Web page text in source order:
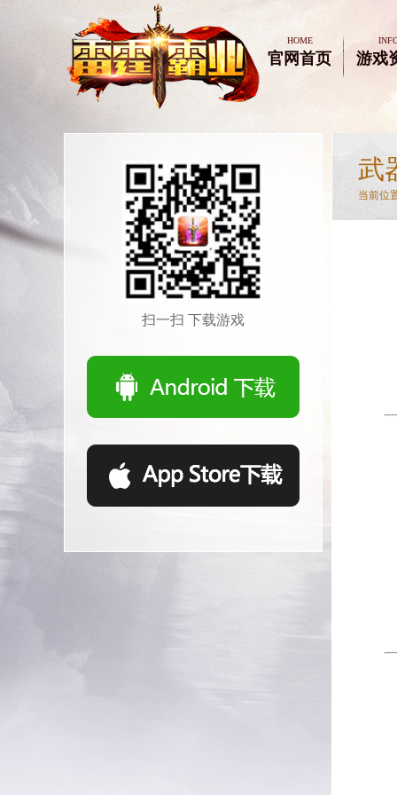
HOME
官网首页 游戏
扫一扫 下载游戏
武
当前位